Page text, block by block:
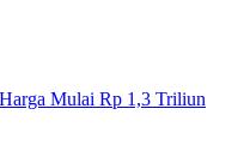
Mulai Rp 1,3 Triliun